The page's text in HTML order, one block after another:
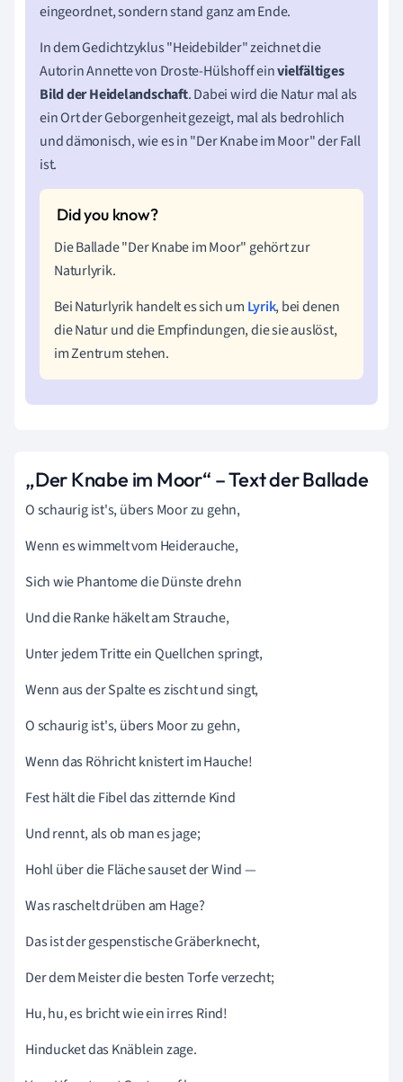
eingeordnet, sondern stand ganz am Ende.
In dem Gedichtzyklus "Heidebilder" zeichnet die
Autorin Annette von Droste-Hülshoff einvielfältiges
Bild der Heidelandschaft. Dabei wird die Natur mal als
ein Ort der Geborgenheit gezeigt, mal als bedrohlich
und dämonisch, wie es in "Der Knabe im Moor" der Fall
ist.
Die Ballade "Der Knabe im Moor" gehört zur
Naturlyrik.
Bei Naturlyrik handelt es sich um Lyrik, bei denen
die Natur und die Empfindungen, die sie auslöst,
im Zentrum stehen.
„Der Knabe im Moor“ – Text der Ballade
O schaurig ist's, übers Moor zu gehn,
Wenn es wimmelt vom Heiderauche,
Sich wie Phantome die Dünste drehn
Und die Ranke häkelt am Strauche,
Unter jedem Tritte ein Quellchen springt,
Wenn aus der Spalte es zischt und singt,
O schaurig ist's, übers Moor zu gehn,
Wenn das Röhricht knistert im Hauche!
Fest hält die Fibel das zitternde Kind
Und rennt, als ob man es jage;
Hohl über die Fläche sauset der Wind —
Was raschelt drüben am Hage?
Das ist der gespenstische Gräberknecht,
Der dem Meister die besten Torfe verzecht;
Hu, hu, es bricht wie ein irres Rind!
Hinducket das Knäblein zage.